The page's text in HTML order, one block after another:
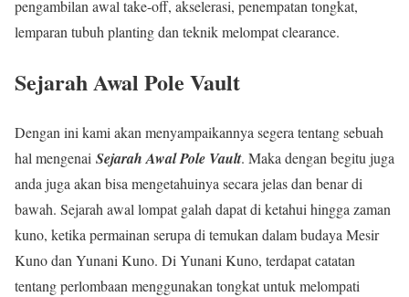
pengambilan awal take-off, akselerasi, penempatan tongkat,
lemparan tubuh planting dan teknik melompat clearance.
Sejarah Awal Pole Vault
Dengan ini kami akan menyampaikannya segera tentang sebuah
hal mengenai Sejarah Awal Pole Vault. Maka dengan begitu juga
anda juga akan bisa mengetahuinya secara jelas dan benar di
bawah. Sejarah awal lompat galah dapat di ketahui hingga zaman
kuno, ketika permainan serupa di temukan dalam budaya Mesir
Kuno dan Yunani Kuno. Di Yunani Kuno, terdapat catatan
tentang perlombaan menggunakan tongkat untuk melompati